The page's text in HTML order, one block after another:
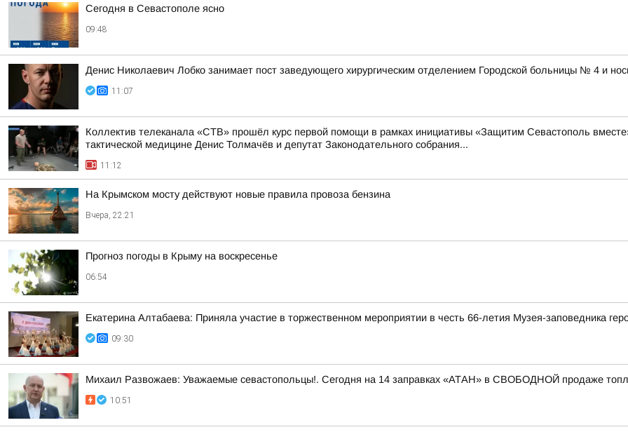
Сегодня в Севастополе ясно
09:48
Денис Николаевич Лобко занимает пост заведующего хирургическим отделением Городской больницы № 4 и
11:07
Коллектив телеканала «СТВ» прошёл курс первой помощи в рамках инициативы «Защитим Севастополь
тактической медицине Денис Толмачёв и депутат Законодательного собрания...
11:12
На Крымском мосту действуют новые правила провоза бензина
Вчера, 22:21
Прогноз погоды в Крыму на воскресенье
06:54
Екатерина Алтабаева: Приняла участие в торжественном мероприятии в честь 66-летия Музея-заповедника
09:30
Михаил Развожаев: Уважаемые севастопольцы!. Сегодня на 14 заправках «АТАН» в СВОБОДНОЙ продаже
10:51